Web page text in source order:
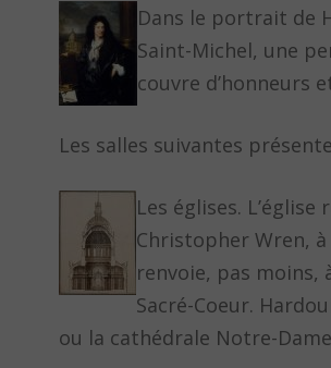
Dans le portrait de
Saint-Michel, une
couvre d’honneurs
Les salles suivantes
Les églises.
Christopher Wren,
renvoie, pas moins,
Sacré-Coeur.
ou la cathédrale Notre-